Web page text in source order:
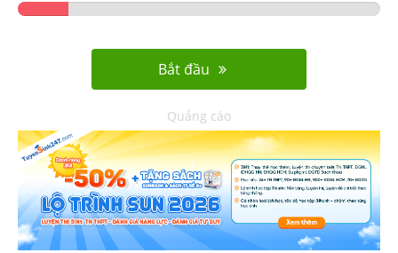
Bắt đầu
Quảng cáo